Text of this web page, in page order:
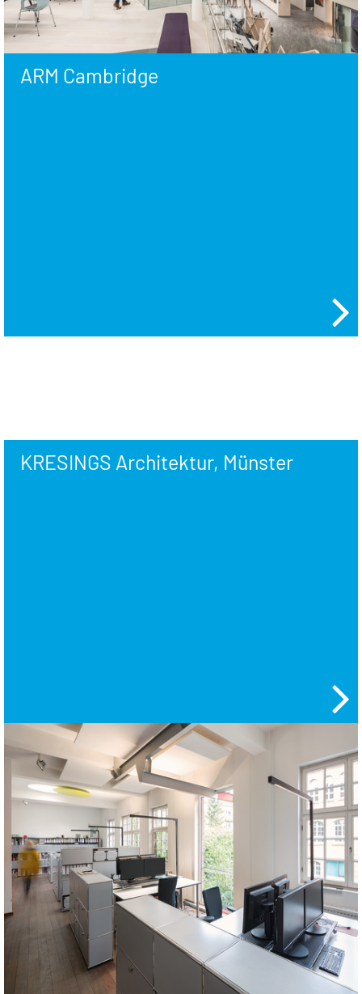
ARM Cambridge
KRESINGS Architektur, Münster